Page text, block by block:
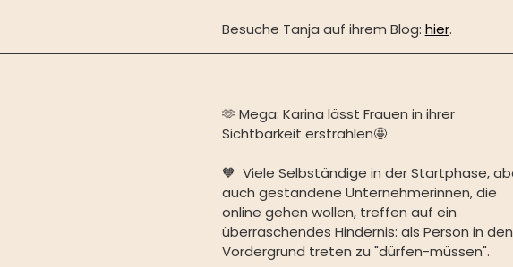
Besuche Tanja auf ihrem Blog: hier. ⁠ ⁠
🫶 Mega: Karina lässt Frauen in ihrer
Sichtbarkeit erstrahlen🤩⁠ ⁠
🧡⁠ ⁠ Viele Selbständige in der Startphase,
auch gestandene Unternehmerinnen, die
online gehen wollen, treffen auf ein
überraschendes Hindernis: als Person in
Vordergrund treten zu "dürfen-müssen".⁠ ⁠